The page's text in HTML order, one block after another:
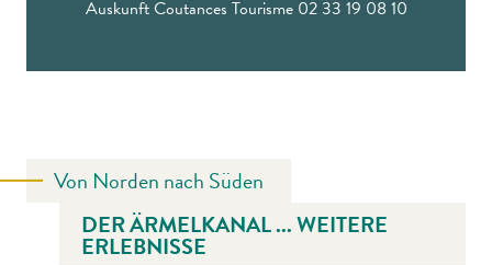
Auskunft Coutances Tourisme 02 33 19 08 10
Von Norden nach Süden
DER ÄRMELKANAL ... WEITERE
ERLEBNISSE